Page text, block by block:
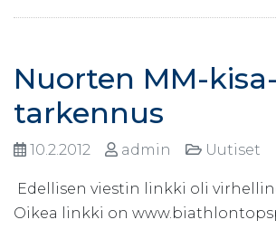
Nuorten MM-
tarkennus
10.2.2012 admin Uutiset
Edellisen viestin linkki oli
Oikea linkki on